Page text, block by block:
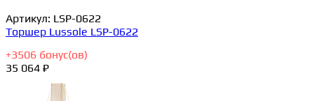
Артикул: LSP-0622
Торшер Lussole LSP-0622
+3506 бонус(ов)
35 064 ₽